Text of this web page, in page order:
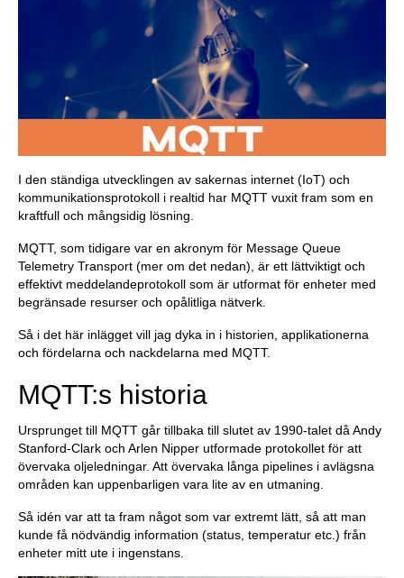
I den ständiga utvecklingen av sakernas internet (IoT) och
kommunikationsprotokoll i realtid har MQTT vuxit fram som en
kraftfull och mångsidig lösning.
MQTT, som tidigare var en akronym för Message Queue
Telemetry Transport (mer om det nedan), är ett lättviktigt och
effektivt meddelandeprotokoll som är utformat för enheter med
begränsade resurser och opålitliga nätverk.
Så i det här inlägget vill jag dyka in i historien, applikationerna
och fördelarna och nackdelarna med MQTT.
MQTT:s historia
Ursprunget till MQTT går tillbaka till slutet av 1990-talet då Andy
Stanford-Clark och Arlen Nipper utformade protokollet för att
övervaka oljeledningar. Att övervaka långa pipelines i avlägsna
områden kan uppenbarligen vara lite av en utmaning.
Så idén var att ta fram något som var extremt lätt, så att man
kunde få nödvändig information (status, temperatur etc.) från
enheter mitt ute i ingenstans.